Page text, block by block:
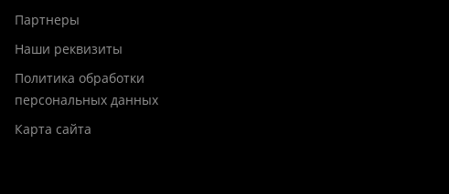
Партнеры
Наши реквизиты
Политика обработки
персональных данных
Карта сайта